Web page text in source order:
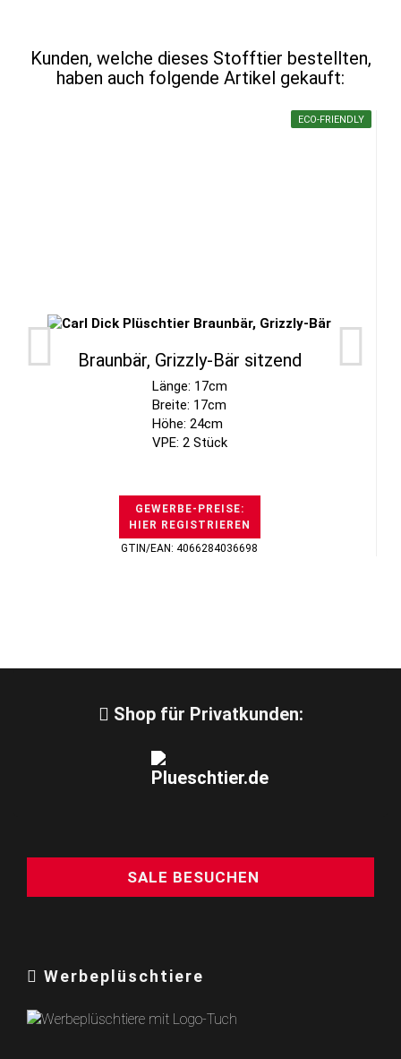
Kunden, welche dieses Stofftier bestellten,
haben auch folgende Artikel gekauft:
ECO-FRIENDLY
Braunbär, Grizzly-Bär sitzend
Länge: 17cm
Breite: 17cm
Höhe: 24cm
VPE: 2 Stück
GEWERBE-PREISE:
HIER REGISTRIEREN
GTIN/EAN: 4066284036698
Shop für Privatkunden:
SALE BESUCHEN
Werbeplüschtiere